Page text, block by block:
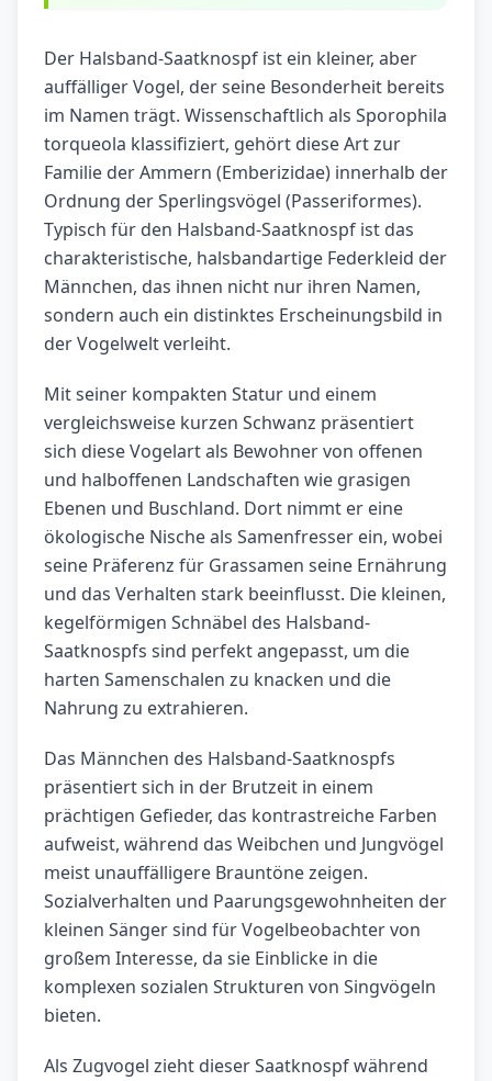
Der Halsband-Saatknospf ist ein kleiner, aber
auffälliger Vogel, der seine Besonderheit bereits
im Namen trägt. Wissenschaftlich als Sporophila
torqueola klassifiziert, gehört diese Art zur
Familie der Ammern (Emberizidae) innerhalb der
Ordnung der Sperlingsvögel (Passeriformes).
Typisch für den Halsband-Saatknospf ist das
charakteristische, halsbandartige Federkleid der
Männchen, das ihnen nicht nur ihren Namen,
sondern auch ein distinktes Erscheinungsbild in
der Vogelwelt verleiht.
Mit seiner kompakten Statur und einem
vergleichsweise kurzen Schwanz präsentiert
sich diese Vogelart als Bewohner von offenen
und halboffenen Landschaften wie grasigen
Ebenen und Buschland. Dort nimmt er eine
ökologische Nische als Samenfresser ein, wobei
seine Präferenz für Grassamen seine Ernährung
und das Verhalten stark beeinflusst. Die kleinen,
kegelförmigen Schnäbel des Halsband-
Saatknospfs sind perfekt angepasst, um die
harten Samenschalen zu knacken und die
Nahrung zu extrahieren.
Das Männchen des Halsband-Saatknospfs
präsentiert sich in der Brutzeit in einem
prächtigen Gefieder, das kontrastreiche Farben
aufweist, während das Weibchen und Jungvögel
meist unauffälligere Brauntöne zeigen.
Sozialverhalten und Paarungsgewohnheiten der
kleinen Sänger sind für Vogelbeobachter von
großem Interesse, da sie Einblicke in die
komplexen sozialen Strukturen von Singvögeln
bieten.
Als Zugvogel zieht dieser Saatknospf während